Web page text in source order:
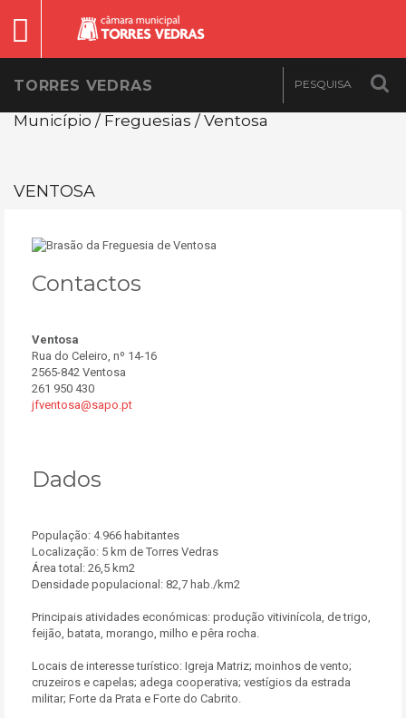
TORRES VEDRAS
Município / Freguesias / Ventosa
VENTOSA
Contactos
Ventosa
Rua do Celeiro, nº 14-16
2565-842 Ventosa
261 950 430
jfventosa@sapo.pt
Dados
População: 4.966 habitantes
Localização: 5 km de Torres Vedras
Área total: 26,5 km2
Densidade populacional: 82,7 hab./km2
Principais atividades económicas: produção vitivinícola, de trigo,
feijão, batata, morango, milho e pêra rocha.
Locais de interesse turístico: Igreja Matriz; moinhos de vento;
cruzeiros e capelas; adega cooperativa; vestígios da estrada
militar; Forte da Prata e Forte do Cabrito.